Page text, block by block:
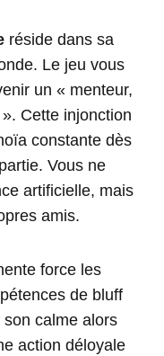
réside dans sa
Le jeu vous
un « menteur,
Cette injonction
constante dès
Vous ne
artificielle, mais
amis.
force les
de bluff
calme alors
action déloyale